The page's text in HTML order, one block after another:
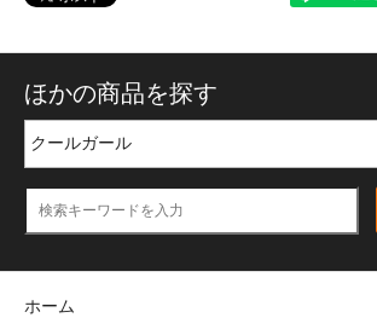
ほかの商品を探す
ホーム